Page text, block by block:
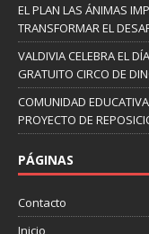
EL PLAN LAS ÁNIMAS
TRANSFORMAR EL
VALDIVIA CELEBRA EL
GRATUITO CIRCO DE
COMUNIDAD
PROYECTO DE
PÁGINAS
Contacto
Inicio